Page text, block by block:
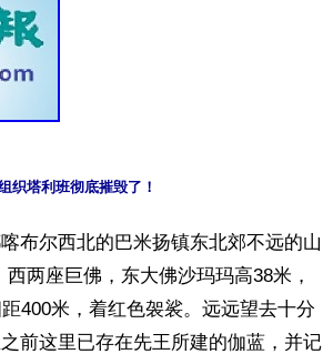
织塔利班彻底摧毁了！
布尔西北的巴米扬镇东北郊不远的山
两座巨佛，东大佛沙玛玛高38米，
400米，着红色袈裟。远远望去十分
前这里已存在先王所建的伽蓝，并记